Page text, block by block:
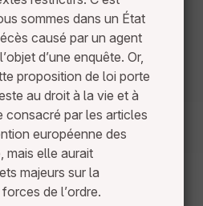
sommes dans un État
causé par un agent
d’une enquête. Or,
proposition de loi porte
au droit à la vie et à
consacré par les articles
européenne des
mais elle aurait
majeurs sur la
de l’ordre.